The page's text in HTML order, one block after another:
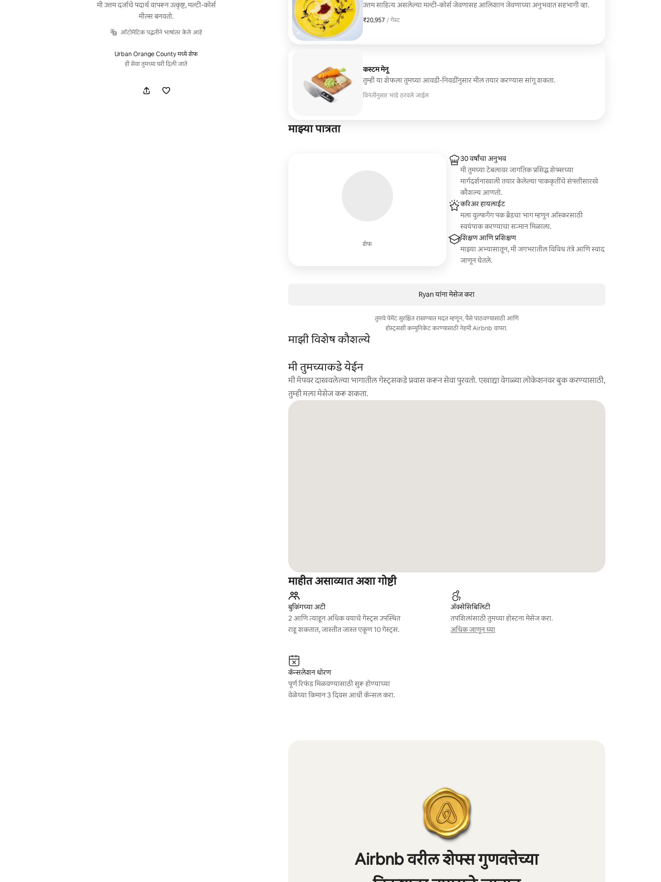
मी उत्तम दर्जाचे पदार्थ वापरून उत्कृष्ट, मल्टी-कोर्स
मील्स बनवतो.
ऑटोमॅटिक पद्धतीने भाषांतर केले आहे
Urban Orange County मध्ये शेफ
ही सेवा तुमच्या घरी दिली जाते
उत्तम साहित्य असलेल्या मल्टी-कोर्स जेवणासह आलिशान जेवणाच्या अनुभवात सहभागी व्हा.
₹20,957 / गेस्ट
₹20,957 प्रति गेस्ट
कस्टम मेनू
तुम्ही या शेफला तुमच्या आवडी-निवडींनुसार मील तयार करण्यास सांगू शकता.
विनंतीनुसार भाडे ठरवले जाईल
माझ्या पात्रता
शेफ
30 वर्षांचा अनुभव
मी तुमच्या टेबलावर जागतिक प्रसिद्ध शेफ्सच्या
मार्गदर्शनाखाली तयार केलेल्या पाककृतींचे संपत्तीसारखे
कौशल्य आणतो.
करिअर हायलाईट
मला वुल्फगँग पक ब्रँडचा भाग म्हणून ऑस्करसाठी
स्वयंपाक करण्याचा सन्मान मिळाला.
शिक्षण आणि प्रशिक्षण
माझ्या अभ्यासातून, मी जगभरातील विविध तंत्रे आणि स्वाद
जाणून घेतले.
Ryan यांना मेसेज करा
तुमचे पेमेंट सुरक्षित राखण्यात मदत म्हणून, पैसे पाठवण्यासाठी आणि
होस्ट्सशी कम्युनिकेट करण्यासाठी नेहमी Airbnb वापरा.
माझी विशेष कौशल्ये
मी तुमच्याकडे येईन
मी मॅपवर दाखवलेल्या भागातील गेस्ट्सकडे प्रवास करून सेवा पुरवतो. एखाद्या वेगळ्या लोकेशनवर बुक करण्यासाठी,
तुम्ही मला मेसेज करू शकता.
माहीत असाव्यात अशा गोष्टी
बुकिंगच्या अटी
2 आणि त्याहून अधिक वयाचे गेस्ट्स उपस्थित
राहू शकतात, जास्तीत जास्त एकूण 10 गेस्ट्स.
ॲक्सेसिबिलिटी
तपशिलांसाठी तुमच्या होस्टना मेसेज करा.
अधिक जाणून घ्या
कॅन्सलेशन धोरण
पूर्ण रिफंड मिळवण्यासाठी सुरू होण्याच्या
वेळेच्या किमान 3 दिवस आधी कॅन्सल करा.
Airbnb वरील शेफ्स गुणवत्तेच्या